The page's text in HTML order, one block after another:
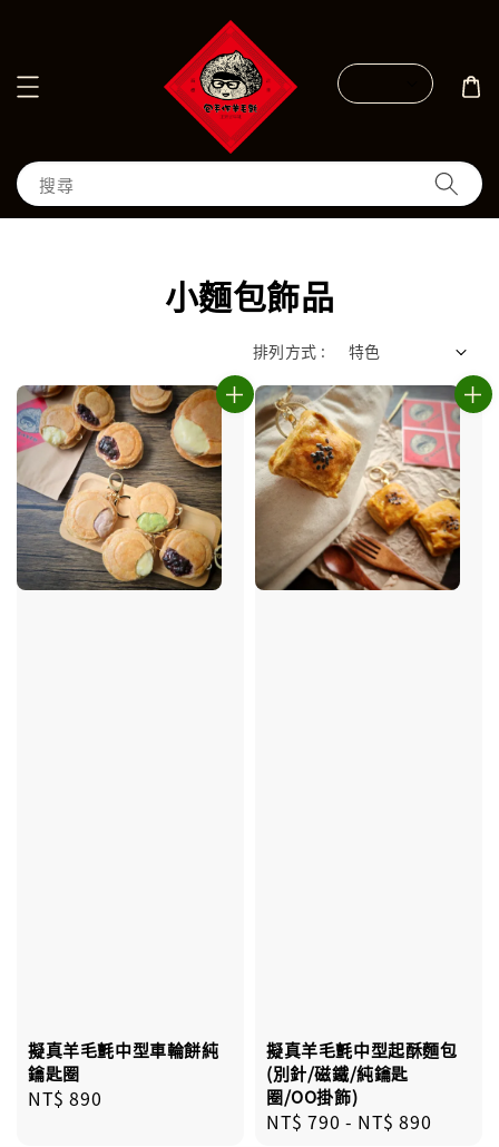
搜尋
小麵包飾品
排列方式 :
擬真羊毛氈中型車輪餅純
鑰匙圈
Regular
NT$ 890
擬真羊毛氈中型起酥麵包
(別針/磁鐵/純鑰匙
圈/OO掛飾)
Regular
NT$ 790 - NT$ 890